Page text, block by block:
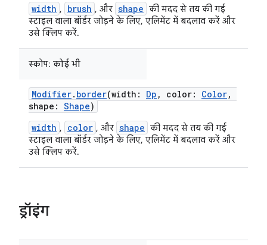
width , brush , और shape की मदद से तय की गई
स्टाइल वाला बॉर्डर जोड़ने के लिए, एलिमेंट में बदलाव करें और
उसे क्लिप करें.
स्कोप: कोई भी
Modifier. border(width: Dp , color: Color,
shape: Shape)
width , color , और shape की मदद से तय की गई
स्टाइल वाला बॉर्डर जोड़ने के लिए, एलिमेंट में बदलाव करें और
उसे क्लिप करें.
ड्रॉइंग